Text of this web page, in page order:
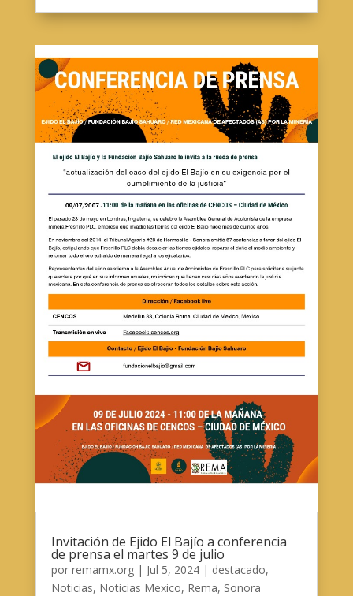
Invitación de Ejido El Bajío a conferencia
de prensa el martes 9 de julio
por remamx.org| Jul 5, 2024| destacado,
Noticias, Noticias Mexico, Rema, Sonora